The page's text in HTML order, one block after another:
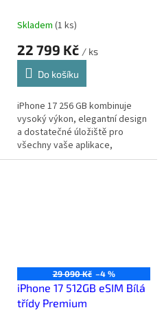
Skladem (1 ks)
22 799 Kč / ks
Do košíku
iPhone 17 256 GB kombinuje
vysoký výkon, elegantní design
a dostatečné úložiště pro
všechny vaše aplikace,
fotografie a videa. Ideální pro
29 090 Kč –4 %
iPhone 17 512GB eSIM Bílá
třídy Premium